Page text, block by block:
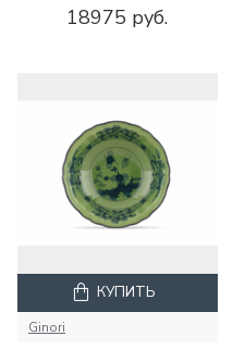
18975 руб.
Ginori
КУПИТЬ